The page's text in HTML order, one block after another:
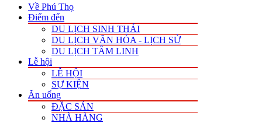
Về Phú Thọ
Điểm đến
DU LỊCH SINH THÁI
DU LỊCH VĂN HÓA - LỊCH SỬ
DU LỊCH TÂM LINH
Lễ hội
LỄ HỘI
SỰ KIỆN
Ăn uống
ĐẶC SẢN
NHÀ HÀNG